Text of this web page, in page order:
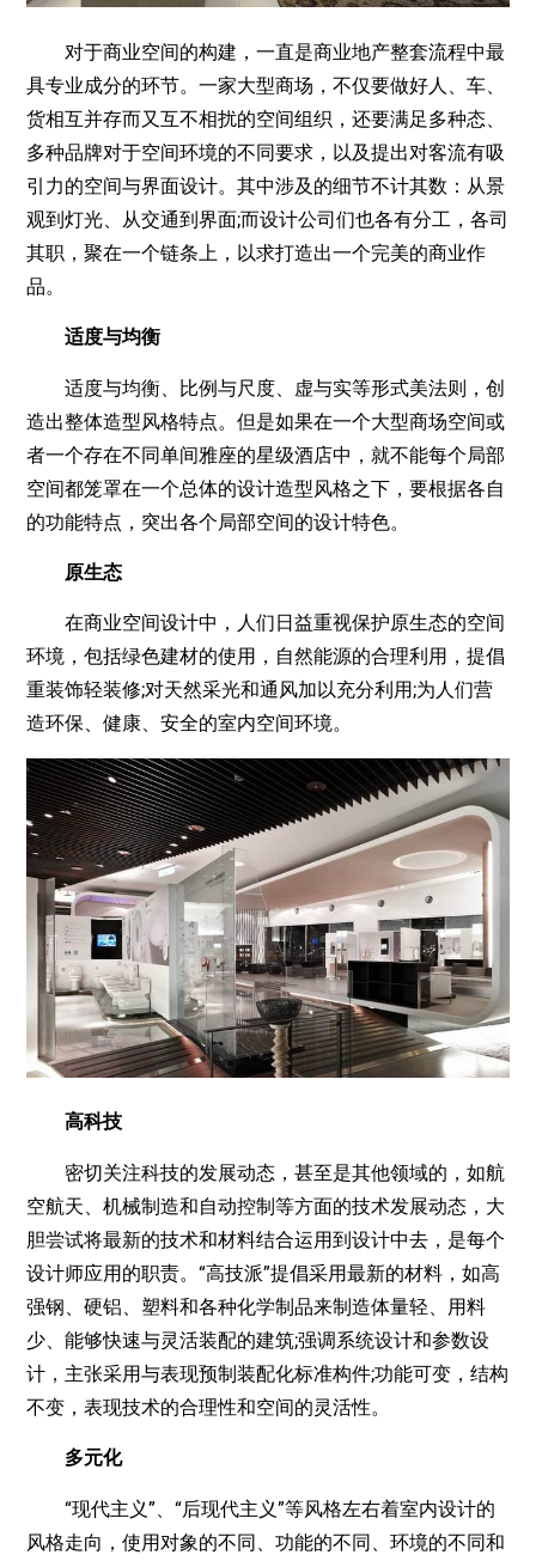
对于商业空间的构建，一直是商业地产整套流程中最
具专业成分的环节。一家大型商场，不仅要做好人、车、
货相互并存而又互不相扰的空间组织，还要满足多种态、
多种品牌对于空间环境的不同要求，以及提出对客流有吸
引力的空间与界面设计。其中涉及的细节不计其数：从景
观到灯光、从交通到界面;而设计公司们也各有分工，各司
其职，聚在一个链条上，以求打造出一个完美的商业作
品。
适度与均衡
适度与均衡、比例与尺度、虚与实等形式美法则，创
造出整体造型风格特点。但是如果在一个大型商场空间或
者一个存在不同单间雅座的星级酒店中，就不能每个局部
空间都笼罩在一个总体的设计造型风格之下，要根据各自
的功能特点，突出各个局部空间的设计特色。
原生态
在商业空间设计中，人们日益重视保护原生态的空间
环境，包括绿色建材的使用，自然能源的合理利用，提倡
重装饰轻装修;对天然采光和通风加以充分利用;为人们营
造环保、健康、安全的室内空间环境。
高科技
密切关注科技的发展动态，甚至是其他领域的，如航
空航天、机械制造和自动控制等方面的技术发展动态，大
胆尝试将最新的技术和材料结合运用到设计中去，是每个
设计师应用的职责。“高技派”提倡采用最新的材料，如高
强钢、硬铝、塑料和各种化学制品来制造体量轻、用料
少、能够快速与灵活装配的建筑;强调系统设计和参数设
计，主张采用与表现预制装配化标准构件;功能可变，结构
不变，表现技术的合理性和空间的灵活性。
多元化
“现代主义”、“后现代主义”等风格左右着室内设计的
风格走向，使用对象的不同、功能的不同、环境的不同和